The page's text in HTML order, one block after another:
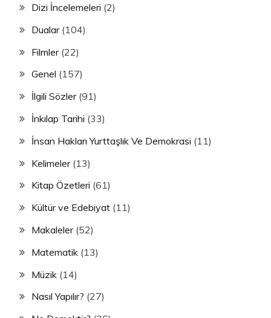
Dizi İncelemeleri (2)
Dualar(104)
Filmler(22)
Genel (157)
İlgili Sözler(91)
İnkılap Tarihi (33)
İnsan Hakları Yurttaşlık Ve Demokrasi (11)
Kelimeler(13)
Kitap Özetleri (61)
Kültür ve Edebiyat (11)
Makaleler(52)
Matematik (13)
Müzik (14)
Nasıl Yapılır? (27)